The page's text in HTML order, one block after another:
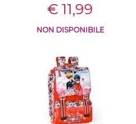
€ 11,99
NON DISPONIBILE